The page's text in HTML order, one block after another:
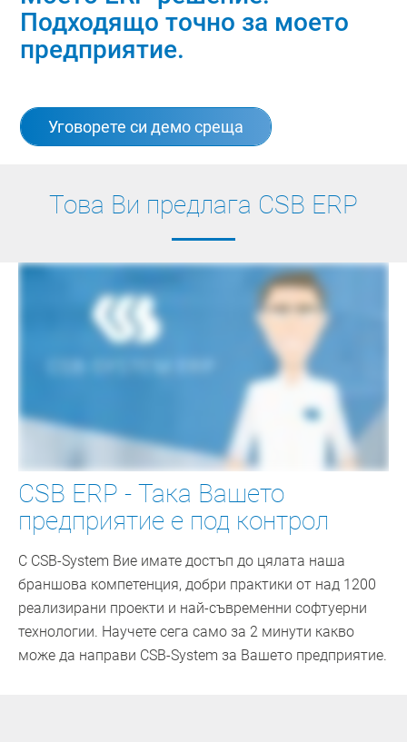
Подходящо точно за моето
предприятие.
Уговорете си демо среща
Това Ви предлага CSB ERP
CSB ERP - Така Вашето
предприятие е под контрол
С CSB-System Вие имате достъп до цялата наша
браншова компетенция, добри практики от над 1200
реализирани проекти и най-съвременни софтуерни
технологии. Научете сега само за 2 минути какво
може да направи CSB-System за Вашето предприятие.